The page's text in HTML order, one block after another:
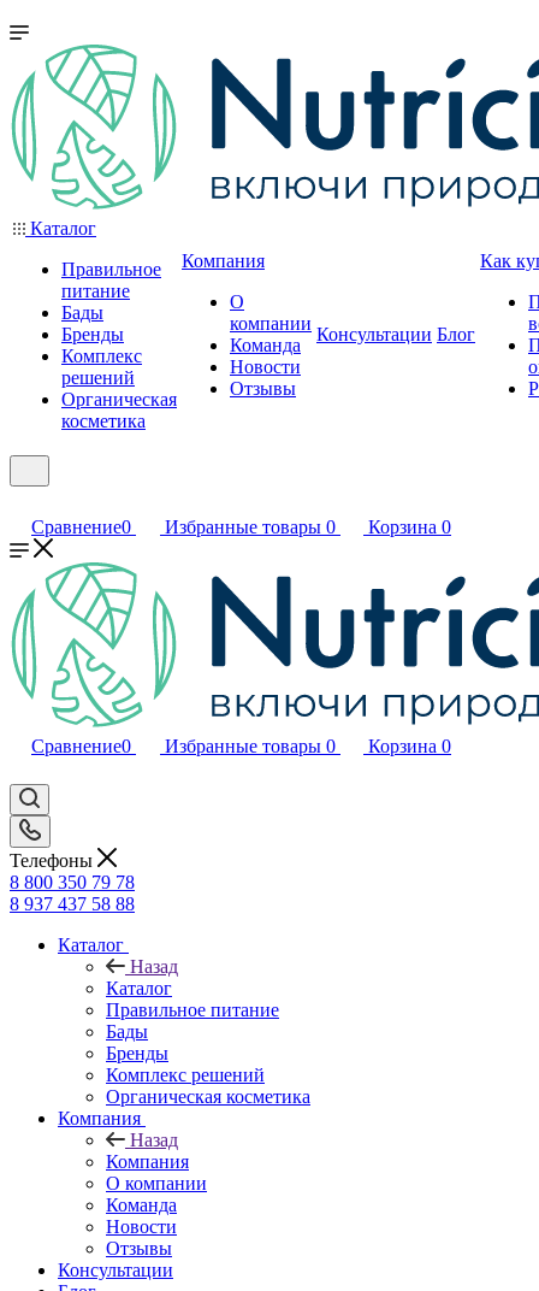
Каталог
Правильное
питание
Бады
Бренды
Комплекс
решений
Органическая
косметика
Компания
О
компании
Команда
Новости
Отзывы
Консультации Блог
Как
Сравнение0 Избранные товары 0 Корзина 0
Сравнение0 Избранные товары 0 Корзина 0
Телефоны
8 800 350 79 78
8 937 437 58 88
Каталог
Назад
Каталог
Правильное питание
Бады
Бренды
Комплекс решений
Органическая косметика
Компания
Назад
Компания
О компании
Команда
Новости
Отзывы
Консультации